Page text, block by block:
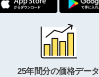
25年間分の価格データ